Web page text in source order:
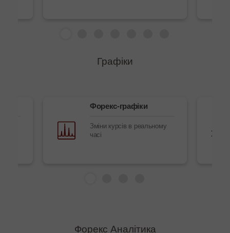
Графіки
Форекс-графіки
Зміни курсів в реальному
часі
Форекс Аналітика